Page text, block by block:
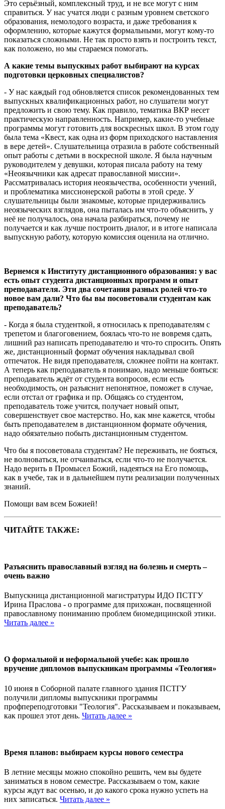
Это серьёзный, комплексный труд, и не все могут с ним
справиться. У нас учатся люди с разным уровнем светского
образования, немолодого возраста, и даже требования к
оформлению, которые кажутся формальными, могут кому-то
показаться сложными. Не так просто взять и построить текст,
как положено, но мы стараемся помогать.
А какие темы выпускных работ выбирают на курсах
подготовки церковных специалистов?
- У нас каждый год обновляется список рекомендованных тем
выпускных квалификационных работ, но слушатели могут
предложить и свою тему. Как правило, тематика ВКР несет
практическую направленность. Например, какие-то учебные
программы могут готовить для воскресных школ. В этом году
была тема «Квест, как одна из форм приходского наставления
в вере детей». Слушательница отразила в работе собственный
опыт работы с детьми в воскресной школе. Я была научным
руководителем у девушки, которая писала работу на тему
«Неоязычники как адресат православной миссии».
Рассматривалась история неоязычества, особенности учений,
и проблематика миссионерской работы в этой среде. У
слушательницы были знакомые, которые придерживались
неоязыческих взглядов, она пыталась им что-то объяснить, у
неё не получалось, она начала разбираться, почему не
получается и как лучше построить диалог, и в итоге написала
выпускную работу, которую комиссия оценила на отлично.
Вернемся к Институту дистанционного образования: у вас
есть опыт студента дистанционных программ и опыт
преподавателя. Эти два сочетания разных ролей что-то
новое вам дали? Что бы вы посоветовали студентам как
преподаватель?
- Когда я была студенткой, я относилась к преподавателям с
трепетом и благоговением, боялась что-то не вовремя сдать,
лишний раз написать преподавателю и что-то спросить. Опять
же, дистанционный формат обучения накладывал свой
отпечаток. Не видя преподавателя, сложнее пойти на контакт.
А теперь как преподаватель я понимаю, надо меньше бояться:
преподаватель ждёт от студента вопросов, если есть
необходимость, он разъяснит непонятное, поможет в случае,
если отстал от графика и пр. Общаясь со студентом,
преподаватель тоже учится, получает новый опыт,
совершенствует свое мастерство. Но, как мне кажется, чтобы
быть преподавателем в дистанционном формате обучения,
надо обязательно побыть дистанционным студентом.
Что бы я посоветовала студентам? Не переживать, не бояться,
не волноваться, не отчаиваться, если что-то не получается.
Надо верить в Промысел Божий, надеяться на Его помощь,
как в учебе, так и в дальнейшем пути реализации полученных
знаний.
Помощи вам всем Божией!
ЧИТАЙТЕ ТАКЖЕ:
Разъяснить православный взгляд на болезнь и смерть –
очень важно
Выпускница дистанционной магистратуры ИДО ПСТГУ
Ирина Праслова - о программе для прихожан, посвященной
православному пониманию проблем биомедицинской этики.
Читать далее »
О формальной и неформальной учебе: как прошло
вручение дипломов выпускникам программы «Теология»
10 июня в Соборной палате главного здания ПСТГУ
получили дипломы выпускники программы
профпереподготовки "Теология". Рассказываем и показываем,
как прошел этот день. Читать далее »
Время планов: выбираем курсы нового семестра
В летние месяцы можно спокойно решить, чем вы будете
заниматься в новом семестре. Рассказываем о том, какие
курсы ждут вас осенью, и до какого срока нужно успеть на
них записаться. Читать далее »